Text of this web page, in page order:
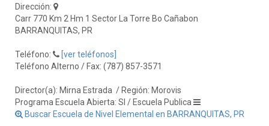
Dirección:
Carr 770 Km 2 Hm 1 Sector La Torre Bo Cañabon
BARRANQUITAS, PR
Teléfono:
[ver teléfonos]
Teléfono Alterno / Fax: (787) 857-3571
Director(a): Mirna Estrada / Región: Morovis
Programa Escuela Abierta: SI / Escuela Publica
Buscar Escuela de Nivel Elemental en BARRANQUITAS, PR